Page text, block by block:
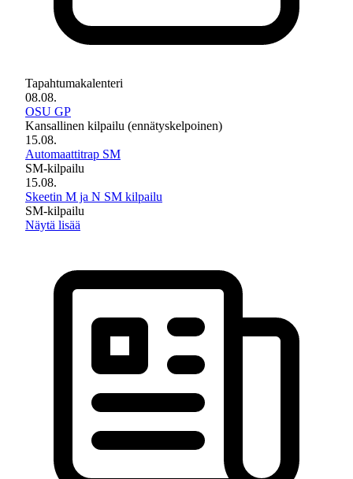
Tapahtumakalenteri
08.08.
OSU GP
Kansallinen kilpailu (ennätyskelpoinen)
15.08.
Automaattitrap SM
SM-kilpailu
15.08.
Skeetin M ja N SM kilpailu
SM-kilpailu
Näytä lisää